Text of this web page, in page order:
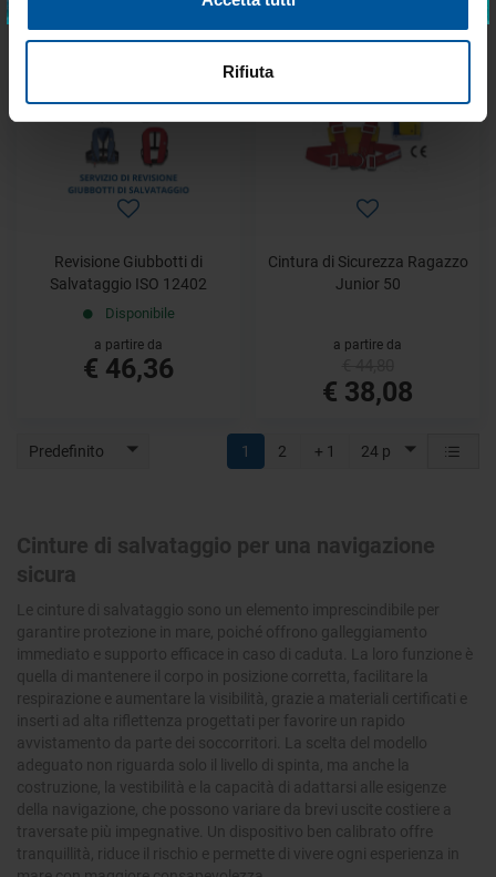
Rifiuta
Revisione Giubbotti di
Salvataggio ISO 12402
Disponibile
a partire da
€ 46,36
- 15%
Cintura di Sicurezza Ragazzo
Junior 50
a partire da
€ 38,08
Predefinito 24 p
1 2 + 1
Cinture di salvataggio per una navigazione
sicura
Le cinture di salvataggio sono un elemento imprescindibile per
garantire protezione in mare, poiché offrono galleggiamento
immediato e supporto efficace in caso di caduta. La loro funzione è
quella di mantenere il corpo in posizione corretta, facilitare la
respirazione e aumentare la visibilità, grazie a materiali certificati e
inserti ad alta riflettenza progettati per favorire un rapido
avvistamento da parte dei soccorritori. La scelta del modello
adeguato non riguarda solo il livello di spinta, ma anche la
costruzione, la vestibilità e la capacità di adattarsi alle esigenze
della navigazione, che possono variare da brevi uscite costiere a
traversate più impegnative. Un dispositivo ben calibrato offre
tranquillità, riduce il rischio e permette di vivere ogni esperienza in